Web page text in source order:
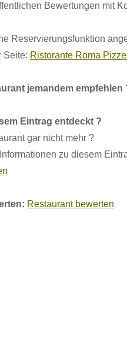
Bewertungen mit
Reservierungsfunktion
Seite: Ristorante Roma
jemandem empfehlen
Eintrag entdeckt ?
gar nicht mehr ?
zu diesem
Restaurant bewerten